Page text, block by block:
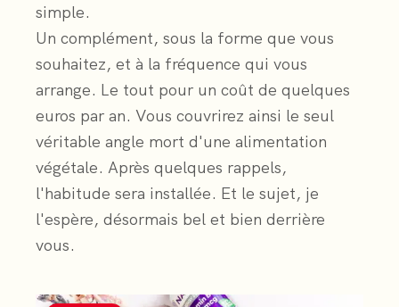
simple.
Un complément, sous la forme que vous
souhaitez, et à la fréquence qui vous
arrange. Le tout pour un coût de quelques
euros par an. Vous couvrirez ainsi le seul
véritable angle mort d'une alimentation
végétale. Après quelques rappels,
l'habitude sera installée. Et le sujet, je
l'espère, désormais bel et bien derrière
vous.